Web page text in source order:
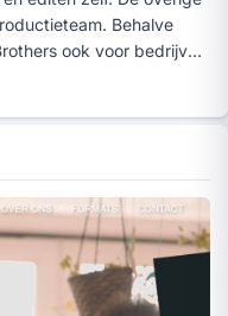
Behalve
ook voor bedrijven